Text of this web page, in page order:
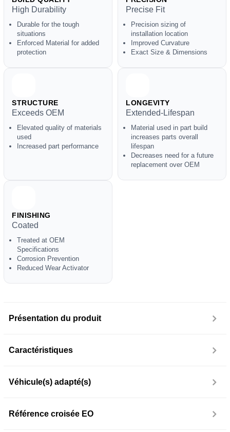
High Durability
Durable for the tough
situations
Enforced Material for added
protection
Precise Fit
Precision sizing of
installation location
Improved Curvature
Exact Size & Dimensions
STRUCTURE
Exceeds OEM
Elevated quality of materials
used
Increased part performance
LONGEVITY
Extended-Lifespan
Material used in part build
increases parts overall
lifespan
Decreases need for a future
replacement over OEM
FINISHING
Coated
Treated at OEM
Specifications
Corrosion Prevention
Reduced Wear Activator
Présentation du produit
Caractéristiques
Véhicule(s) adapté(s)
Référence croisée EO